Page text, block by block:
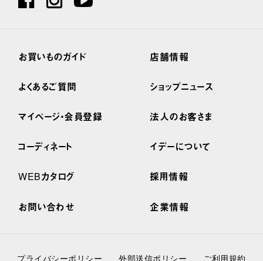
お買いものガイド
よくあるご質問
マイページ・会員登録
コーディネート
WEBカタログ
お問い合わせ
店舗情報
ショップニュース
法人のお客さま
イデーについて
採用情報
企業情報
プライバシーポリシー 外部送信ポリシー ご利用規約